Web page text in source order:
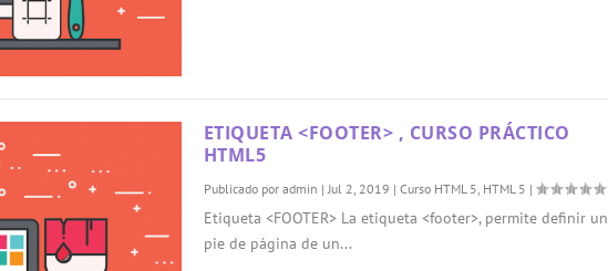
ETIQUETA <FOOTER> , CURSO PRÁCTICO
HTML5
Publicado por admin | Jul 2, 2019 | Curso HTML 5 HTML 5 |
Etiqueta <FOOTER> La etiqueta <footer>, permite definir un
pie de página de un...